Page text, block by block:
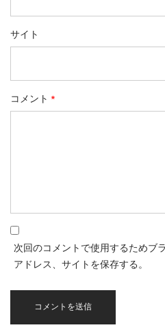
サイト
コメント *
次回のコメントで使用するためブ
アドレス、サイトを保存する。